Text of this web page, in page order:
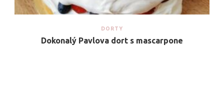
DORTY
Dokonalý Pavlova dort s mascarpone